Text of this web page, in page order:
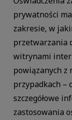
prywatności
zakresie, w
przetwarzania
witrynami
powiązanych z
przypadkach –
szczegółowe
zastosowania